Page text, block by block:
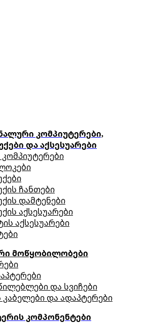
კომპიუტერები,
და აქსესუარები
კომპიუტერები
ჩანთები
დამტენები
აქსესუარები
აქსესუარები
მოწყობილობები
და სვიჩები
კაბელები და ადაპტერები
კომპონენტები